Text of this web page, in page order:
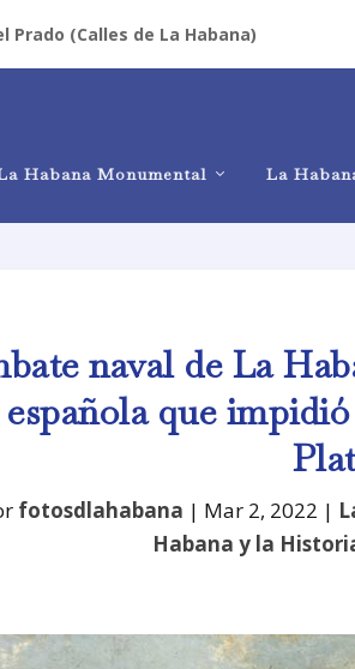
Prado (Calles de La Habana)
Habana Monumental La
naval de La
que
fotosdlahabana | Mar 2, 2022 |
Habana y la